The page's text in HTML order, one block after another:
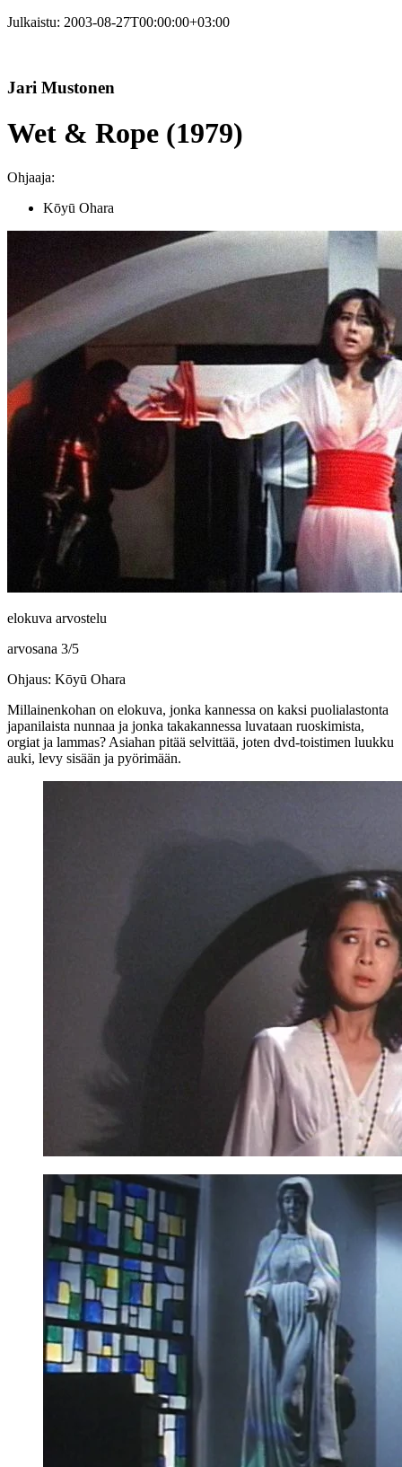
Julkaistu: 2003-08-27T00:00:00+03:00
Jari Mustonen
Wet & Rope (1979)
Ohjaaja:
Kōyū Ohara
elokuva arvostelu
arvosana 3/5
Ohjaus: Kōyū Ohara
Millainenkohan on elokuva, jonka kannessa on kaksi puolialastonta
japanilaista nunnaa ja jonka takakannessa luvataan ruoskimista,
orgiat ja lammas? Asiahan pitää selvittää, joten dvd‑toistimen luukku
auki, levy sisään ja pyörimään.